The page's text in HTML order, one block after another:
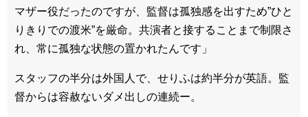
マザー役だったのですが、監督は孤独感を出すため”ひと
りきりでの渡米”を厳命。共演者と接することまで制限さ
れ、常に孤独な状態の置かれたんです」
スタッフの半分は外国人で、せりふは約半分が英語。監
督からは容赦ないダメ出しの連続ー。